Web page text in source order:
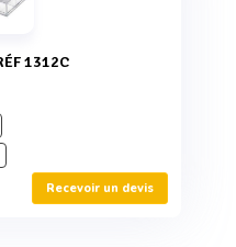
1312C
Recevoir un devis